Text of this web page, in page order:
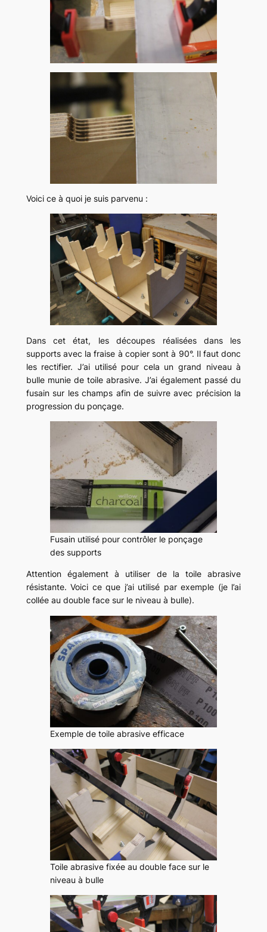
Voici ce à quoi je suis parvenu :
Dans cet état, les découpes réalisées dans les
supports avec la fraise à copier sont à 90°. Il faut donc
les rectifier. J’ai utilisé pour cela un grand niveau à
bulle munie de toile abrasive. J’ai également passé du
fusain sur les champs afin de suivre avec précision la
progression du ponçage.
Fusain utilisé pour contrôler le ponçage
des supports
Attention également à utiliser de la toile abrasive
résistante. Voici ce que j’ai utilisé par exemple (je l’ai
collée au double face sur le niveau à bulle).
Exemple de toile abrasive efficace
Toile abrasive fixée au double face sur le
niveau à bulle